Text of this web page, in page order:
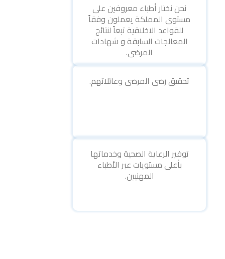
نحن نختار أطباء معروفين على
مستوى المملكة يعملون وفقاً
للقواعد الاخلاقية تبعاً لنتائج
المعالجات السابقة و شهادات
المرضى.
تحقيق رضى المرضى وعائلاتهم.
توفير الرعاية الصحية وخدماتها
بأعلى مستويات عبر الأطباء
المهنيين.